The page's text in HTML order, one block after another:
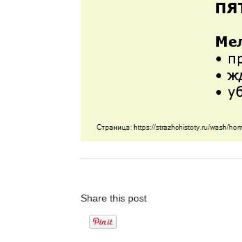
Share this post